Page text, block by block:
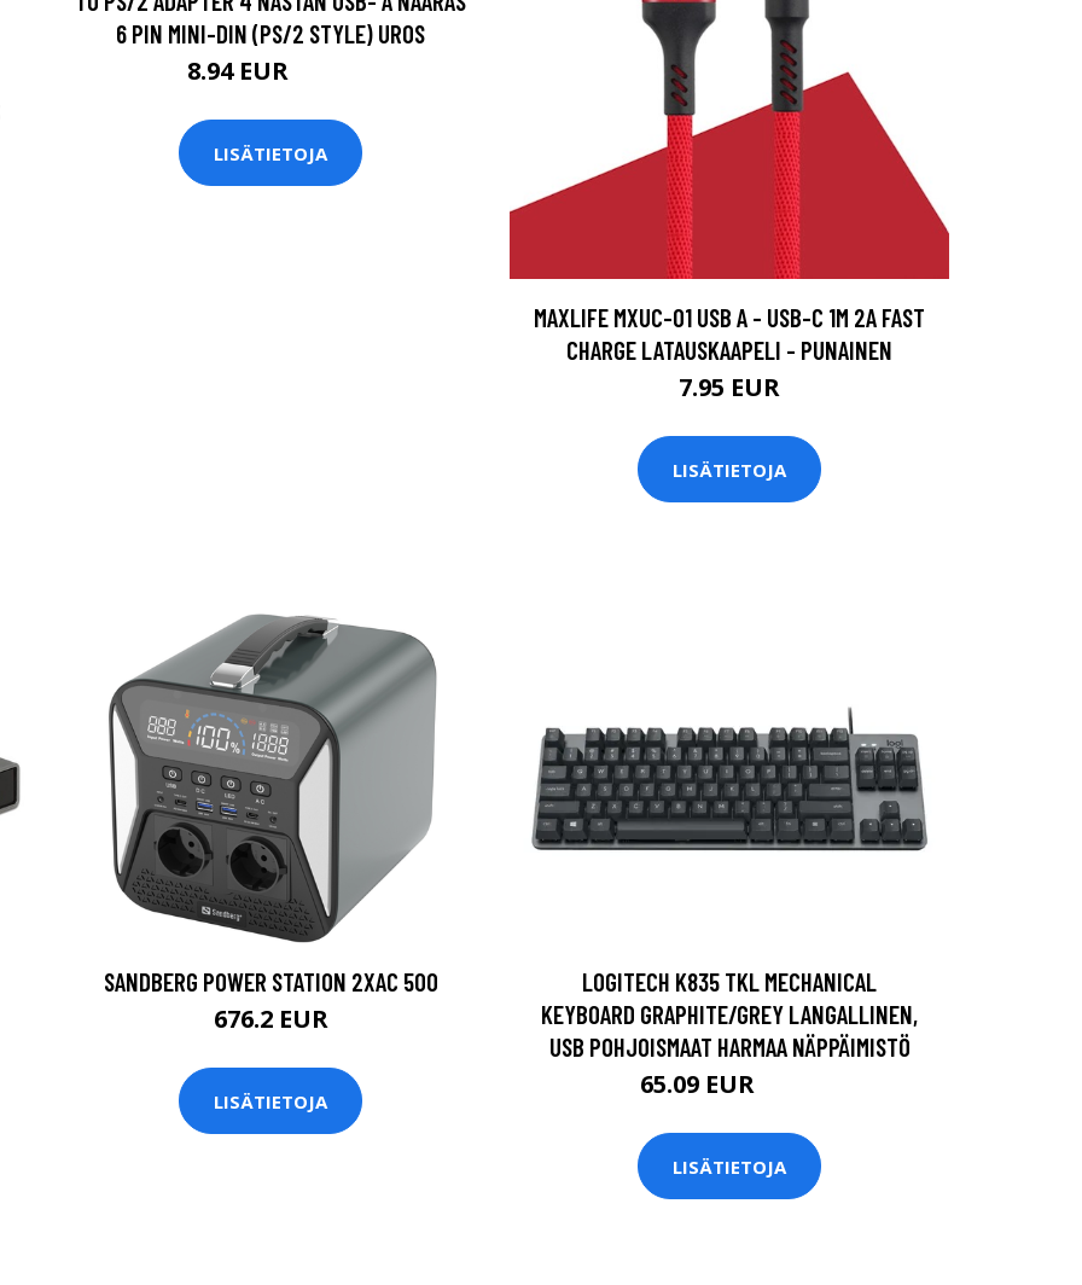
6 PIN MINI-DIN (PS/2 STYLE) UROS
8.94 EUR
LISÄTIETOJA
MAXLIFE MXUC-01 USB A - USB-C 1M 2A FAST
CHARGE LATAUSKAAPELI - PUNAINEN
7.95 EUR
LISÄTIETOJA
SANDBERG POWER STATION 2XAC 500
676.2 EUR
LISÄTIETOJA
LOGITECH K835 TKL MECHANICAL
KEYBOARD GRAPHITE/GREY LANGALLINEN,
USB POHJOISMAAT HARMAA NÄPPÄIMISTÖ
65.09 EUR
LISÄTIETOJA